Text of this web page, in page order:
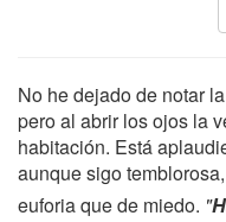
No he dejado de notar
pero al abrir los ojos la
habitación. Está
aunque sigo
euforia que de miedo. "